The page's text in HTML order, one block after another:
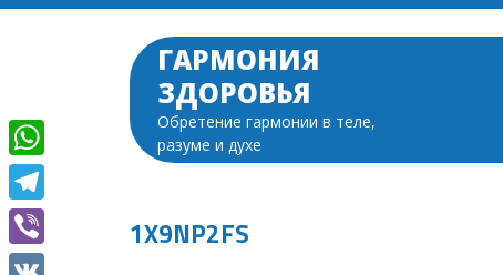
Перейти
ГАРМОНИЯ
ЗДОРОВЬЯ
Обретение гармонии в теле,
разуме и духе
1X9NP2FS
WhatsApp
Telegram
Viber